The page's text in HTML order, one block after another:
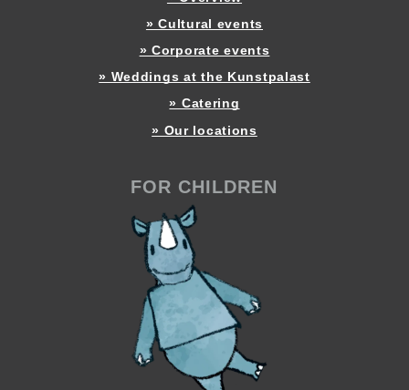
» Cultural events
» Corporate events
» Weddings at the Kunstpalast
» Catering
» Our locations
FOR CHILDREN